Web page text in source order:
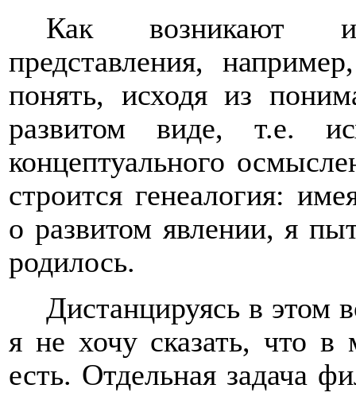
Как возникают и
представления,
понять, исходя из
развитом виде, т.е.
концептуального
строится генеалогия:
о развитом явлении, я
родилось.
Дистанцируясь в
я не хочу сказать, что в
есть. Отдельная задача